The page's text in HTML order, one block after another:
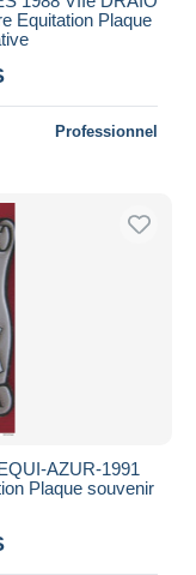
Equitation Plaque
Professionnel
AZUR-1991
Plaque souvenir